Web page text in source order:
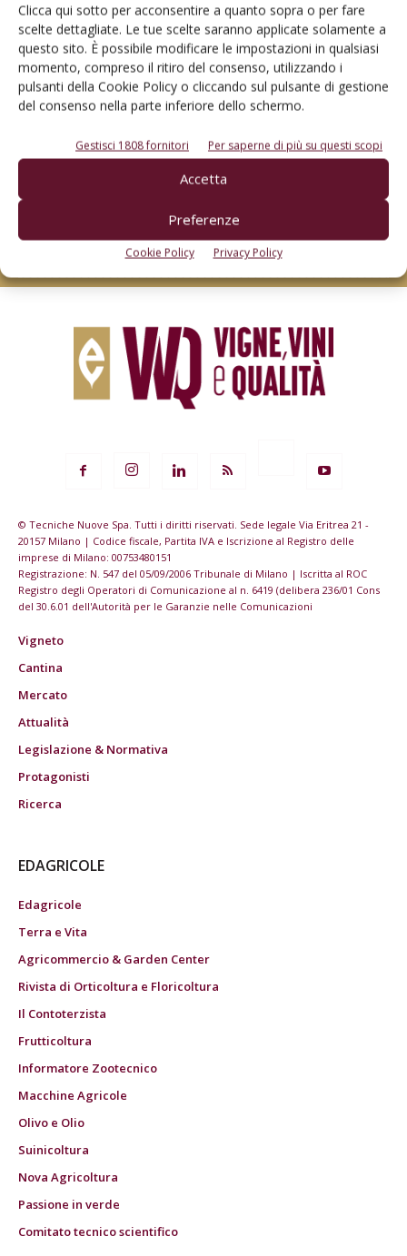
Clicca qui sotto per acconsentire a quanto sopra o per fare
scelte dettagliate. Le tue scelte saranno applicate solamente a
questo sito. È possibile modificare le impostazioni in qualsiasi
momento, compreso il ritiro del consenso, utilizzando i
pulsanti della Cookie Policy o cliccando sul pulsante di gestione
del consenso nella parte inferiore dello schermo.
Gestisci 1808 fornitori Per saperne di più su questi scopi
Accetta
Preferenze
Cookie Policy Privacy Policy
Rimani aggiornato sul mondo
dell’agricoltura
Iscriviti alle nostre newsletter
© Tecniche Nuove Spa. Tutti i diritti riservati. Sede legale Via Eritrea 21 -
20157 Milano | Codice fiscale, Partita IVA e Iscrizione al Registro delle
imprese di Milano: 00753480151
Registrazione: N. 547 del 05/09/2006 Tribunale di Milano | Iscritta al ROC
Registro degli Operatori di Comunicazione al n. 6419 (delibera 236/01 Cons
del 30.6.01 dell'Autorità per le Garanzie nelle Comunicazioni
Vigneto
Cantina
Mercato
Attualità
Legislazione & Normativa
Protagonisti
Ricerca
EDAGRICOLE
Edagricole
Terra e Vita
Agricommercio & Garden Center
Rivista di Orticoltura e Floricoltura
Il Contoterzista
Frutticoltura
Informatore Zootecnico
Macchine Agricole
Olivo e Olio
Suinicoltura
Nova Agricoltura
Passione in verde
Comitato tecnico scientifico